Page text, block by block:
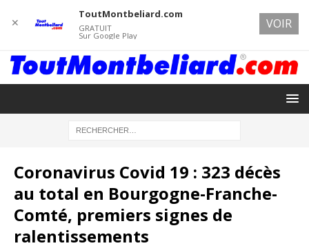
Coronavirus Covid 19 : 323 décès
au total en Bourgogne-Franche-
Comté, premiers signes de
ralentissements
✕
ToutMontbeliard.com
GRATUIT
Sur Google Play
VOIR